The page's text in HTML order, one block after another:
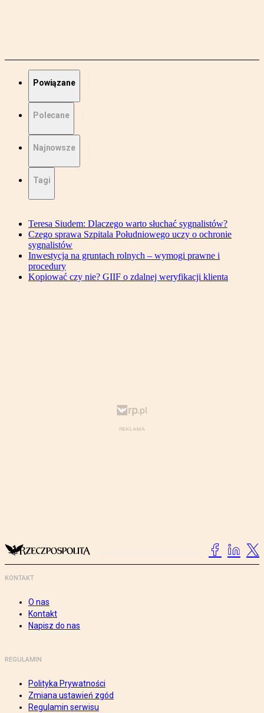
Powiązane
Polecane
Najnowsze
Tagi
Teresa Siudem: Dlaczego warto słuchać sygnalistów?
Czego sprawa Szpitala Południowego uczy o ochronie
sygnalistów
Inwestycja na gruntach rolnych – wymogi prawne i
procedury
Kopiować czy nie? GIIF o zdalnej weryfikacji klienta
KONTAKT
O nas
Kontakt
Napisz do nas
REGULAMIN
Polityka Prywatności
Zmiana ustawień zgód
Regulamin serwisu